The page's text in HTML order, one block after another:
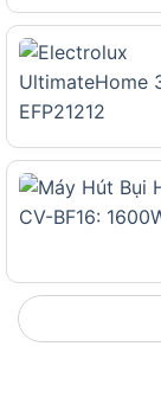
Dung tích bụi
khô
Dung tích
chứa nước
thùng chứa
Hệ thống lọc
Độ ồn